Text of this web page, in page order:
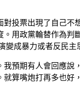
投票出現了自己不
用政黨輪替作為判
成暴力或者反民主
預期有人會回應說
算嘴炮打再多也好